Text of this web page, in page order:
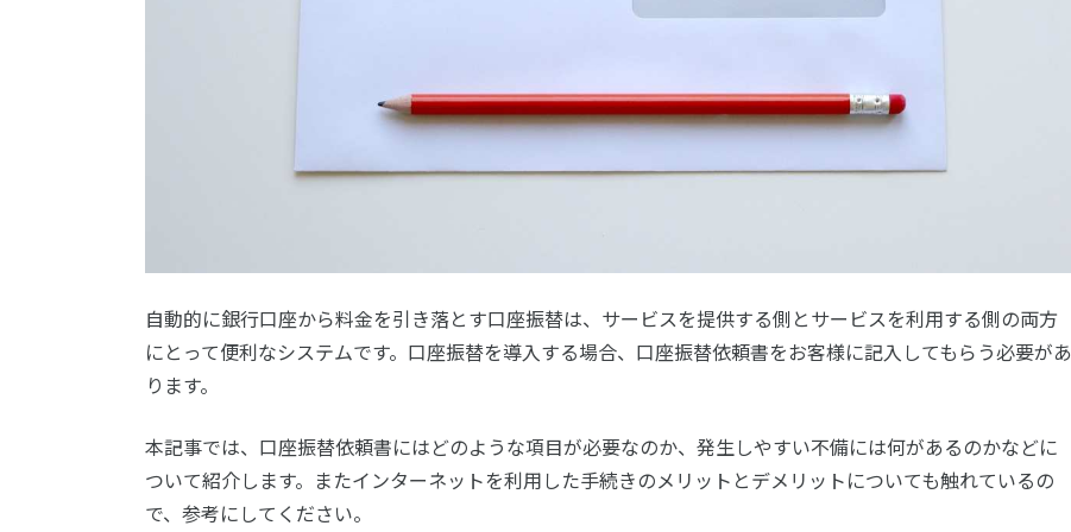
自動的に銀行口座から料金を引き落とす口座振替は、サービスを提供する側とサービスを利用する側の両方
にとって便利なシステムです。口座振替を導入する場合、口座振替依頼書をお客様に記入してもらう必要があ
ります。
本記事では、口座振替依頼書にはどのような項目が必要なのか、発生しやすい不備には何があるのかなどに
ついて紹介します。またインターネットを利用した手続きのメリットとデメリットについても触れているの
で、参考にしてください。